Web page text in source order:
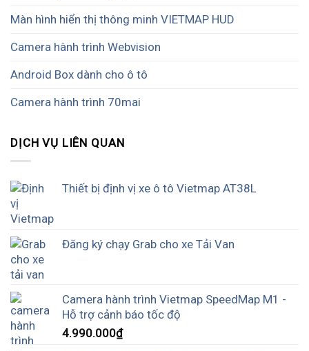
Màn hình hiển thị thông minh VIETMAP HUD
Camera hành trình Webvision
Android Box dành cho ô tô
Camera hành trình 70mai
DỊCH VỤ LIÊN QUAN
Thiết bị định vị xe ô tô Vietmap AT38L
Đăng ký chạy Grab cho xe Tải Van
Camera hành trình Vietmap SpeedMap M1 -
Hỗ trợ cảnh báo tốc độ
4.990.000₫